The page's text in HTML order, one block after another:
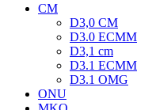
CM
D3,0 CM
D3.0 ECMM
D3,1 cm
D3.1 ECMM
D3.1 OMG
ONU